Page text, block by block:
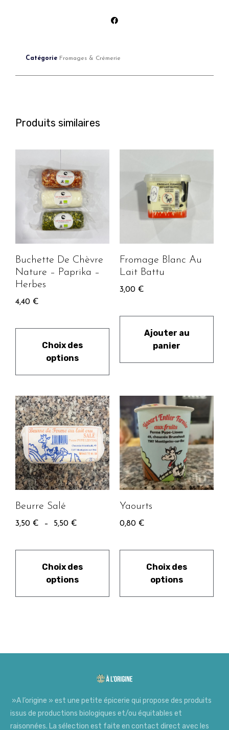
Catégorie Fromages & Crémerie
Produits similaires
Buchette De Chèvre
Nature – Paprika –
Herbes
4,40 €
Choix des
options
Fromage Blanc Au
Lait Battu
3,00 €
Ajouter au
panier
Beurre Salé
3,50 € – 5,50 €
Choix des
options
Yaourts
0,80 €
Choix des
options
»A l’origine » est une petite épicerie qui propose des produits
issus de productions biologiques et/ou équitables et
raisonnées. La sélection est faite en contact direct avec les